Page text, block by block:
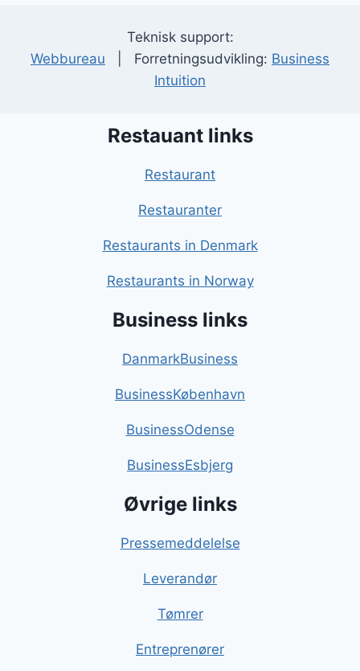
Teknisk support:
Webbureau | Forretningsudvikling: Business
Intuition
Restauant links
Restaurant
Restauranter
Restaurants in Denmark
Restaurants in Norway
Business links
DanmarkBusiness
BusinessKøbenhavn
BusinessOdense
BusinessEsbjerg
Øvrige links
Pressemeddelelse
Leverandør
Tømrer
Entreprenører